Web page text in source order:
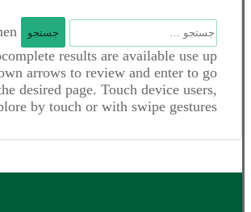
جستجو
برای:
results are available use up
arrows to review and enter to go
desired page. Touch device users,
by touch or with swipe gestures.